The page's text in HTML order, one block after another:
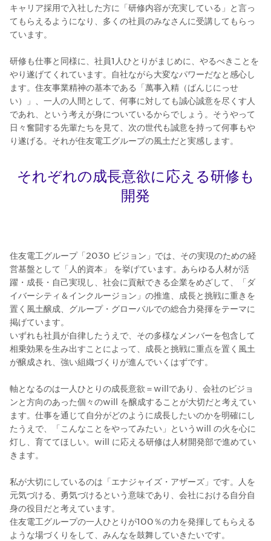
キャリア採用で入社した方に「研修内容が充実している」と言っ
てもらえるようになり、多くの社員のみなさんに受講してもらっ
ています。
研修も仕事と同様に、社員1人ひとりがまじめに、やるべきことを
やり遂げてくれています。自社ながら大変なパワーだなと感心し
ます。住友事業精神の基本である「萬事入精（ばんじにっせ
い）」、一人の人間として、何事に対しても誠心誠意を尽くす人
であれ、という考えが身についているからでしょう。そうやって
日々奮闘する先輩たちを見て、次の世代も誠意を持って何事もや
り遂げる。それが住友電工グループの風土だと実感します。
それぞれの成長意欲に応える研修も
開発
住友電工グループ「2030 ビジョン」では、その実現のための経
営基盤として「人的資本」 を挙げています。あらゆる人材が活
躍・成長・自己実現し、社会に貢献できる企業をめざして、「ダ
イバーシティ＆インクルージョン」の推進、成長と挑戦に重きを
置く風土醸成、グループ・グローバルでの総合力発揮をテーマに
掲げています。
いずれも社員が自律したうえで、その多様なメンバーを包含して
相乗効果を生み出すことによって、成長と挑戦に重点を置く風土
が醸成され、強い組織づくりが進んでいくはずです。
軸となるのは一人ひとりの成長意欲＝willであり、会社のビジョ
ンと方向のあった個々のwill を醸成することが大切だと考えてい
ます。仕事を通じて自分がどのように成長したいのかを明確にし
たうえで、「こんなことをやってみたい」というwill の火を心に
灯し、育ててほしい。will に応える研修は人材開発部で進めてい
きます。
私が大切にしているのは「エナジャイズ・アザーズ」です。人を
元気づける、勇気づけるという意味であり、会社における自分自
身の役目だと考えています。
住友電工グループの一人ひとりが100％の力を発揮してもらえる
ような場づくりをして、みんなを鼓舞していきたいです。